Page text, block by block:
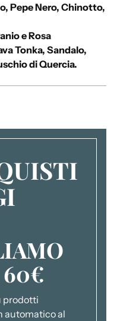
Pepe Nero, Chinotto,
e Rosa
Tonka, Sandalo,
di Quercia.
prodotti
automatico al